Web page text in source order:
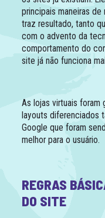
principais maneiras de
traz resultado, tanto
com o advento da
comportamento do
site já não funciona
As lojas virtuais foram
layouts diferenciados
Google que foram
melhor para o usuário.
REGRAS
DO SITE